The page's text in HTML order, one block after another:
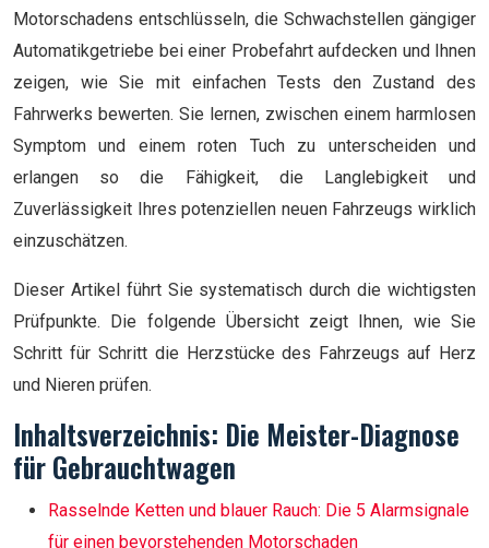
Motorschadens entschlüsseln, die Schwachstellen gängiger
Automatikgetriebe bei einer Probefahrt aufdecken und Ihnen
zeigen, wie Sie mit einfachen Tests den Zustand des
Fahrwerks bewerten. Sie lernen, zwischen einem harmlosen
Symptom und einem roten Tuch zu unterscheiden und
erlangen so die Fähigkeit, die Langlebigkeit und
Zuverlässigkeit Ihres potenziellen neuen Fahrzeugs wirklich
einzuschätzen.
Dieser Artikel führt Sie systematisch durch die wichtigsten
Prüfpunkte. Die folgende Übersicht zeigt Ihnen, wie Sie
Schritt für Schritt die Herzstücke des Fahrzeugs auf Herz
und Nieren prüfen.
Inhaltsverzeichnis: Die Meister-Diagnose
für Gebrauchtwagen
Rasselnde Ketten und blauer Rauch: Die 5 Alarmsignale
für einen bevorstehenden Motorschaden